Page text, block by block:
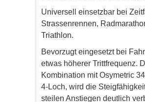
Universell einsetzbar bei
Strassenrennen,
Triathlon.
Bevorzugt eingesetzt bei
etwas höherer Trittfrequenz.
Kombination mit Osymetric
4-Loch, wird die
steilen Anstiegen deutlich